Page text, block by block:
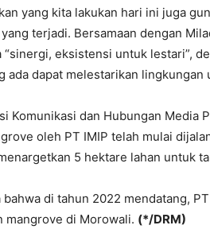
yang kita lakukan hari ini juga
terjadi. Bersamaan dengan
“sinergi, eksistensi untuk lestari”,
ada dapat melestarikan
Komunikasi dan Hubungan Media
oleh PT IMIP telah mulai
5 hektare lahan untuk
di tahun 2022 mendatang,
mangrove di Morowali. (*/DRM)